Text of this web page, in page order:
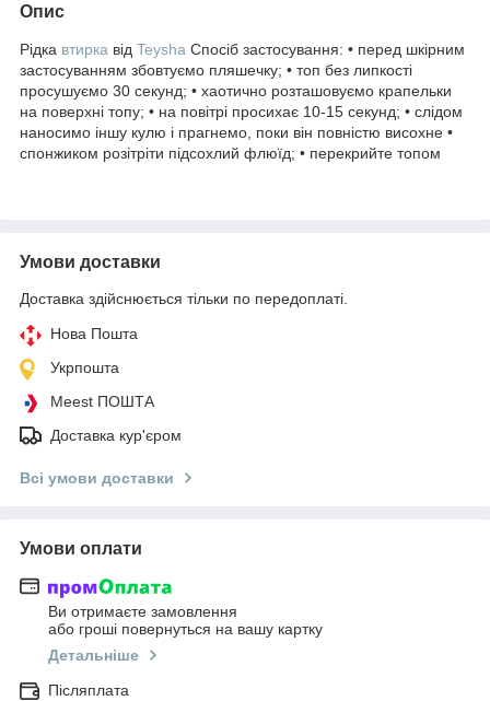
Опис
Рідка втирка від Teysha Спосіб застосування: • перед шкірним
застосуванням збовтуємо пляшечку; • топ без липкості
просушуємо 30 секунд; • хаотично розташовуємо крапельки
на поверхні топу; • на повітрі просихає 10-15 секунд; • слідом
наносимо іншу кулю і прагнемо, поки він повністю висохне •
спонжиком розітріти підсохлий флюїд; • перекрийте топом
Умови доставки
Доставка здійснюється тільки по передоплаті.
Нова Пошта
Укрпошта
Meest ПОШТА
Доставка кур'єром
Всі умови доставки
Умови оплати
Ви отримаєте замовлення
або гроші повернуться на вашу картку
Детальніше
Післяплата